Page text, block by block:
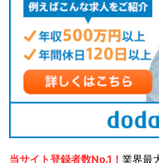
当サイト登録者数No.1！ 業界最